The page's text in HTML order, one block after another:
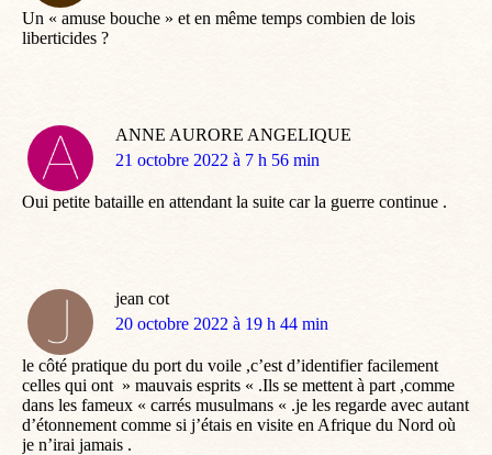
Un « amuse bouche » et en même temps combien de lois
liberticides ?
ANNE AURORE ANGELIQUE
dit
21 octobre 2022 à 7 h 56 min
Oui petite bataille en attendant la suite car la guerre continue .
jean cot
dit
20 octobre 2022 à 19 h 44 min
le côté pratique du port du voile ,c’est d’identifier facilement
celles qui ont » mauvais esprits « .Ils se mettent à part ,comme
dans les fameux « carrés musulmans « .je les regarde avec autant
d’étonnement comme si j’étais en visite en Afrique du Nord où
je n’irai jamais .